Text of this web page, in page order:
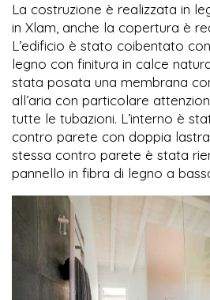
La costruzione è realizzata in
in Xlam, anche la copertura è
L’edificio è stato coibentato
legno con finitura in calce
stata posata una membrana
all’aria con particolare
tutte le tubazioni. L’interno è
contro parete con doppia
stessa contro parete è stata
pannello in fibra di legno a